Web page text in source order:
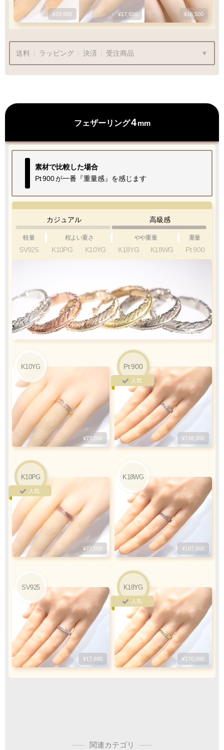
¥19,800 ¥17,600 ¥16,500
送料 ラッピング 決済 受注商品
商品代金¥22,000〜は送料無料です
プレゼント用でも安心してご利用いただけます
Q&A
最適なケースで
カード情報をご入力下さい
Q&A
ご利用回数
ご利用限度額
1回のお買い物
¥300,000迄
銀行振込
ご注文完了後、メールに記載の指定口座へ
『5 日以内』にお振込をお願い致します
振込手数料
お客様ご負担で
ご注文・決済お手続き完了後
『 製作・お届け』 となります
ご注文の際は
サイズ等にご注意下さい
フェザーリング4mm
素材で比較した場合
Pt900が一番『重量感』を感じます
カジュアル 高級感
軽量 程よい重さ やや重量 重量
SV925 K10PG K10YG K18YG K18WG Pt 900
K10YG
¥77,000
Pt900
人気
¥198,000
K10PG
人気
¥77,000
K18WG
¥187,000
SV925
¥17,600
K18YG
人気
¥176,000
関連カテゴリ